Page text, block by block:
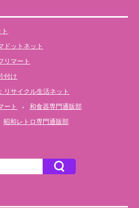
ドットネット
リマート
付け
リサイクル生活ネット
ート
和食器専門通販部
昭和レトロ専門通販部